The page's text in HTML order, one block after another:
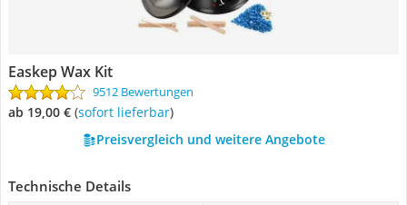
Easkep Wax Kit
9512 Bewertungen
ab 19,00 € ( Sofort lieferbar)
Preisvergleich und weitere Angebote
Technische Details